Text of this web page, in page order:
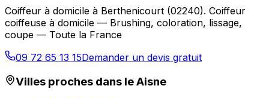
Coiffeur à domicile à Berthenicourt (02240). Coiffeur
coiffeuse à domicile — Brushing, coloration, lissage,
coupe — Toute la France
09 72 65 13 15Demander un devis gratuit
Villes proches dans leAisne